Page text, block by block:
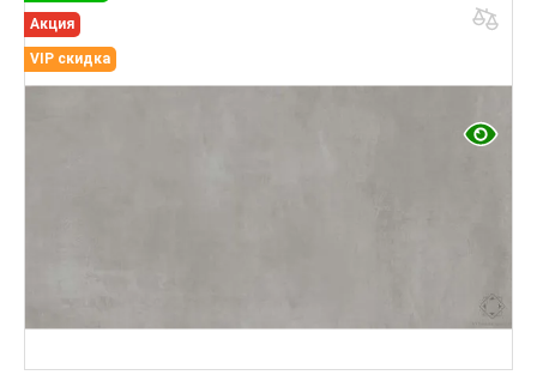
Акция
VIP скидка